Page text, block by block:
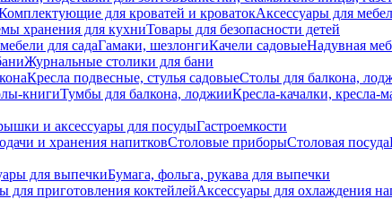
для кроватей и кроватокАксессуары для
хранения для кухниТовары для безопасности детей
для садаГамаки, шезлонгиКачели садовыеНадувная
Журнальные столики для бани
Кресла подвесные, стулья садовыеСтолы для балкона,
книгиТумбы для балкона, лоджииКресла-качалки, кресла-
и аксессуары для посудыГастроемкости
и хранения напитковСтоловые приборыСтоловая посуда
для выпечкиБумага, фольга, рукава для выпечки
для приготовления коктейлейАксессуары для охлаждения